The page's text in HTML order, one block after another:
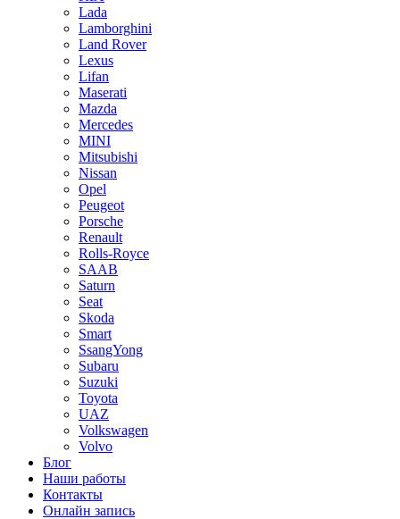
Lada
Lamborghini
Land Rover
Lexus
Lifan
Maserati
Mazda
Mercedes
MINI
Mitsubishi
Nissan
Opel
Peugeot
Porsche
Renault
Rolls-Royce
SAAB
Saturn
Seat
Skoda
Smart
SsangYong
Subaru
Suzuki
Toyota
UAZ
Volkswagen
Volvo
Блог
Наши работы
Контакты
Онлайн запись